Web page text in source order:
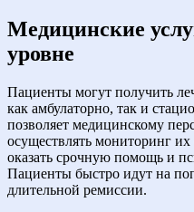
Медицинские
уровне
Пациенты могут получить
как амбулаторно, так и
позволяет медицинскому
осуществлять мониторинг
оказать срочную помощь и
Пациенты быстро идут на
длительной ремиссии.